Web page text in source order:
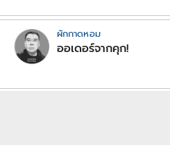
ผักกาดหอม
ออเดอร์จากคุก!